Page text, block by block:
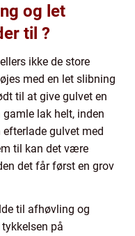
og let
til ?
ikke de store
med en let slibning
til at give gulvet en
lak helt, inden
gulvet med
til kan det være
det får først en grov
til afhøvling og
på